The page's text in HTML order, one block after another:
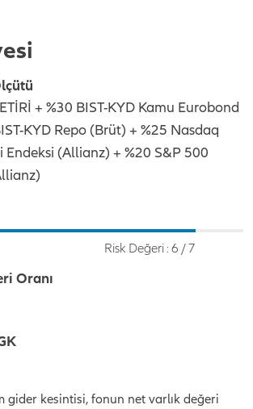
+ %30 BIST-KYD Kamu Eurobond
KYD Repo (Brüt) + %25 Nasdaq
Endeksi (Allianz) + %20 S&P 500
Risk Değeri : 6 / 7
Oranı
gider kesintisi, fonun net varlık değeri